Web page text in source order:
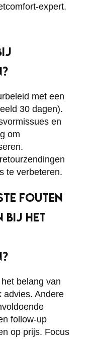
expert.
met een
30 dagen).
en
om
te verbeteren.
FOUTEN
BIJ HET
belang van
advies. Andere
follow-up
op prijs. Focus